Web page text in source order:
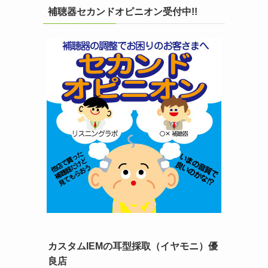
補聴器セカンドオピニオン受付中!!
カスタムIEMの耳型採取（イヤモニ）優
良店